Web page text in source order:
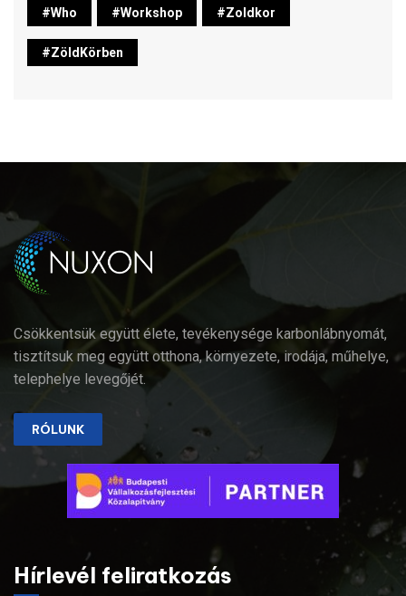
#who #workshop #zoldkor
#ZöldKörben
Csökkentsük együtt élete, tevékenysége karbonlábnyomát,
tisztítsuk meg együtt otthona, környezete, irodája, műhelye,
telephelye levegőjét.
RÓLUNK
Hírlevél feliratkozás